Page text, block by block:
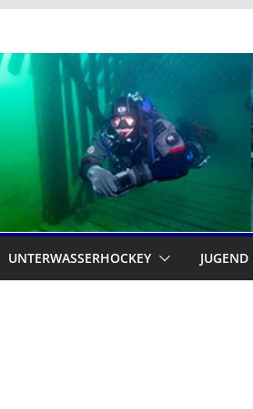
UNTERWASSERHOCKEY JUGEND